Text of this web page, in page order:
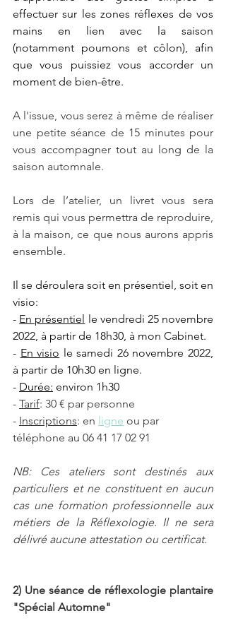
effectuer sur les zones réflexes de vos
mains en lien avec la saison
(notamment poumons et côlon), afin
que vous puissiez vous accorder un
moment de bien-être.
A l'issue, vous serez à même de réaliser
une petite séance de 15 minutes pour
vous accompagner tout au long de la
saison automnale.
Lors de l’atelier, un livret vous sera
remis qui vous permettra de reproduire,
à la maison, ce que nous aurons appris
ensemble.
Il se déroulera soit en présentiel, soit en
visio:
- En présentiel le vendredi 25 novembre
2022, à partir de 18h30, à mon Cabinet.
- En visio le samedi 26 novembre 2022,
à partir de 10h30 en ligne.
- Durée: environ 1h30
- Tarif: 30 € par personne
- Inscriptions: en ligne ou par
téléphone au 06 41 17 02 91
NB: Ces ateliers sont destinés aux
particuliers et ne constituent en aucun
cas une formation professionnelle aux
métiers de la Réflexologie. Il ne sera
délivré aucune attestation ou certificat.
2) Une séance de réflexologie plantaire
"Spécial Automne"